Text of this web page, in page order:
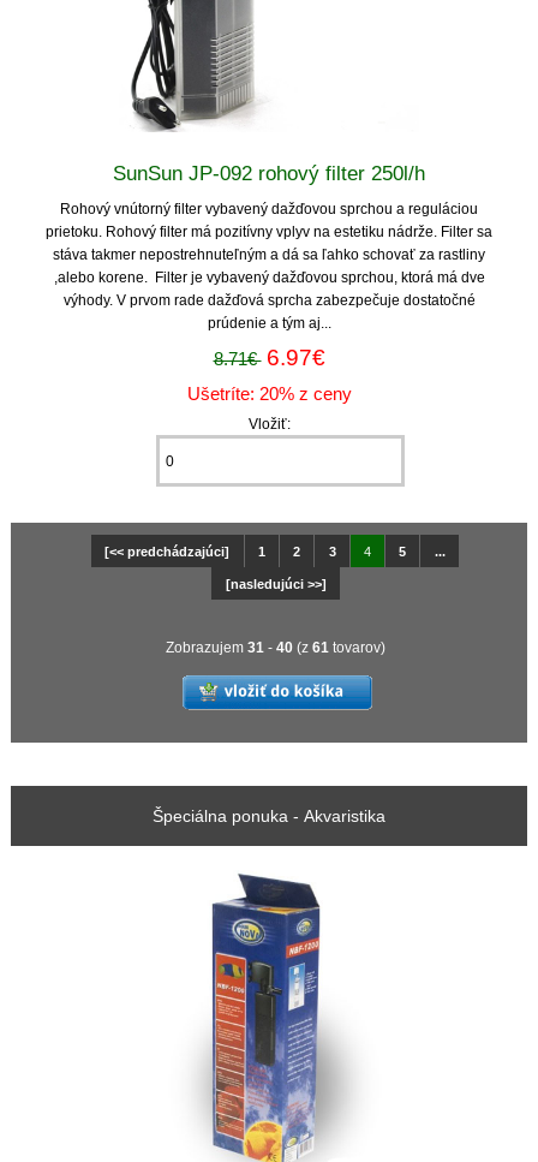
SunSun JP-092 rohový filter 250l/h
Rohový vnútorný filter vybavený dažďovou sprchou a reguláciou
prietoku. Rohový filter má pozitívny vplyv na estetiku nádrže. Filter sa
stáva takmer nepostrehnuteľným a dá sa ľahko schovať za rastliny
,alebo korene. Filter je vybavený dažďovou sprchou, ktorá má dve
výhody. V prvom rade dažďová sprcha zabezpečuje dostatočné
prúdenie a tým aj...
8.71€ 6.97€
Ušetríte: 20% z ceny
Vložiť:
[<< predchádzajúci] 1 2 3 4 5 ...
[nasledujúci >>]
Zobrazujem 31 - 40(z 61 tovarov)
Špeciálna ponuka - Akvaristika